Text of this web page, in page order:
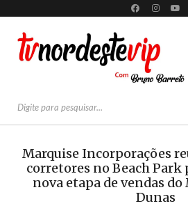
Marquise Incorporações
corretores no Beach Park
nova etapa de vendas
Dunas